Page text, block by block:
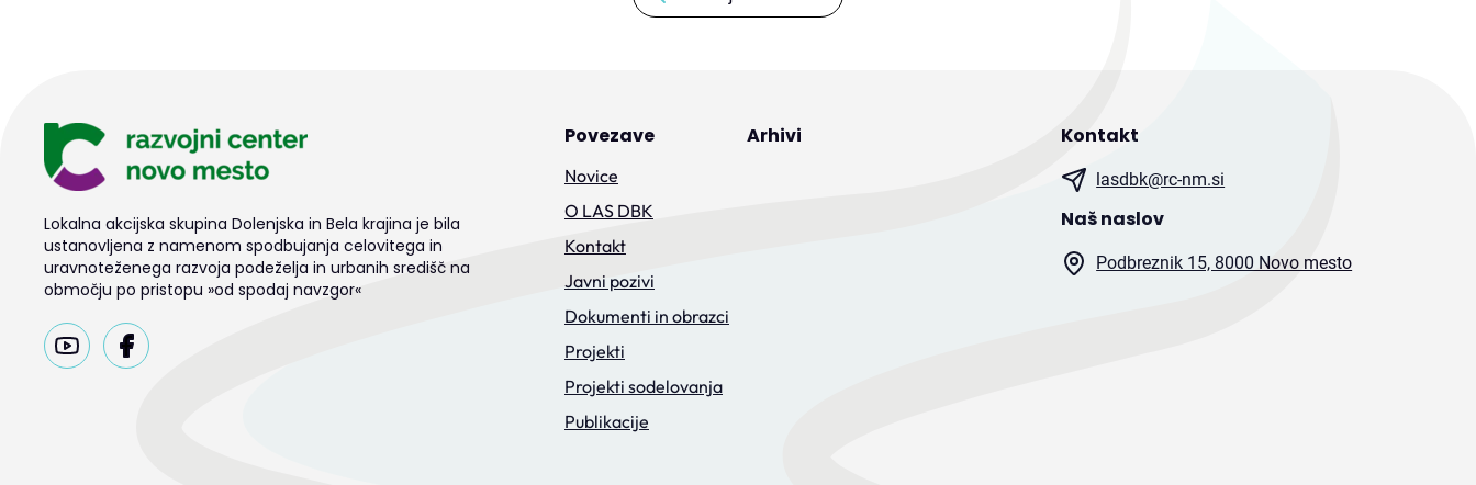
Lokalna akcijska skupina Dolenjska in Bela krajina je bila
ustanovljena z namenom spodbujanja celovitega in
uravnoteženega razvoja podeželja in urbanih središč na
območju po pristopu »od spodaj navzgor«
Povezave
Novice
O LAS DBK
Kontakt
Javni pozivi
Dokumenti in obrazci
Projekti
Projekti sodelovanja
Publikacije
Arhivi Kontakt
lasdbk@rc-nm.si
Naš naslov
Podbreznik 15, 8000 Novo mesto